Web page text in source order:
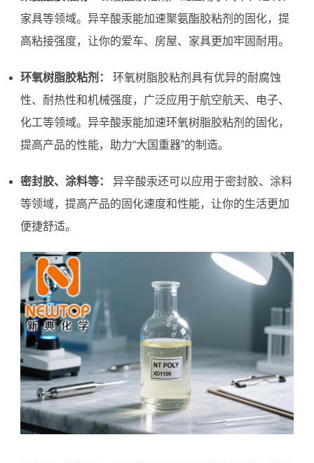
家具等领域。异辛酸汞能加速聚氨酯胶粘剂的固化，提
高粘接强度，让你的爱车、房屋、家具更加牢固耐用。
环氧树脂胶粘剂：
环氧树脂胶粘剂具有优异的耐腐蚀
性、耐热性和机械强度，广泛应用于航空航天、电子、
化工等领域。异辛酸汞能加速环氧树脂胶粘剂的固化，
提高产品的性能，助力“大国重器”的制造。
密封胶、涂料等：
异辛酸汞还可以应用于密封胶、涂料
等领域，提高产品的固化速度和性能，让你的生活更加
便捷舒适。